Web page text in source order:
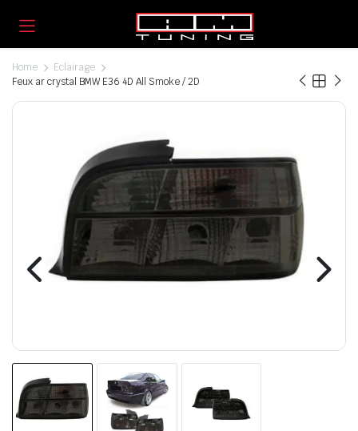
Home
Eclairage
Feux ar crystal BMW E36 4D All Smoke / 2D